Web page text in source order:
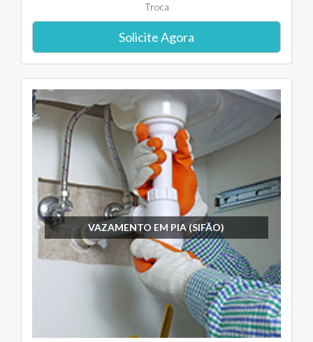
Troca
Solicite Agora
VAZAMENTO EM PIA (SIFÃO)